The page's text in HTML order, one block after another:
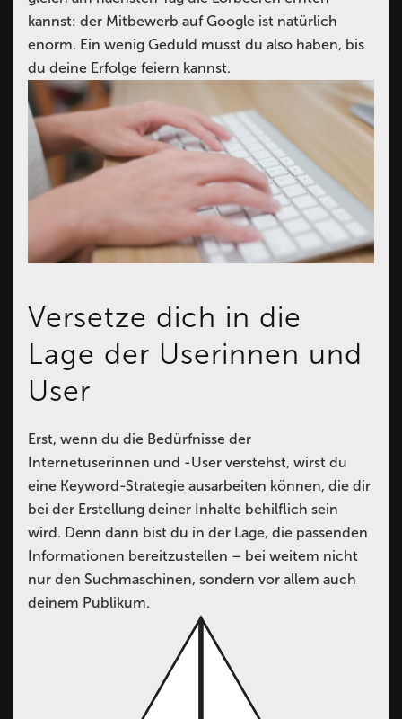
kannst: der Mitbewerb auf Google ist natürlich
enorm. Ein wenig Geduld musst du also haben, bis
du deine Erfolge feiern kannst.
Versetze dich in die
Lage der Userinnen und
User
Erst, wenn du die Bedürfnisse der
Internetuserinnen und -User verstehst, wirst du
eine Keyword-Strategie ausarbeiten können, die dir
bei der Erstellung deiner Inhalte behilflich sein
wird. Denn dann bist du in der Lage, die passenden
Informationen bereitzustellen – bei weitem nicht
nur den Suchmaschinen, sondern vor allem auch
deinem Publikum.